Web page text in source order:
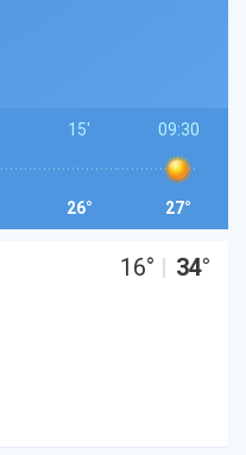
15'
26°
09:30
27°
16° | 34°